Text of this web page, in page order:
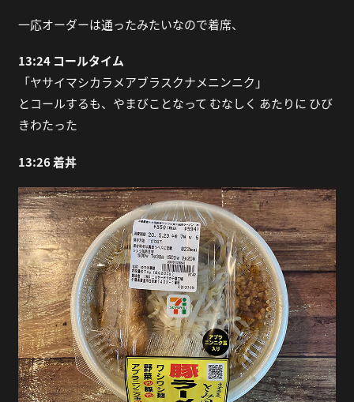
一応オーダーは通ったみたいなので着席、
13:24 コールタイム
「ヤサイマシカラメアブラスクナメニンニク」
とコールするも、やまびことなって むなしく あたりに ひび
きわたった
13:26 着丼